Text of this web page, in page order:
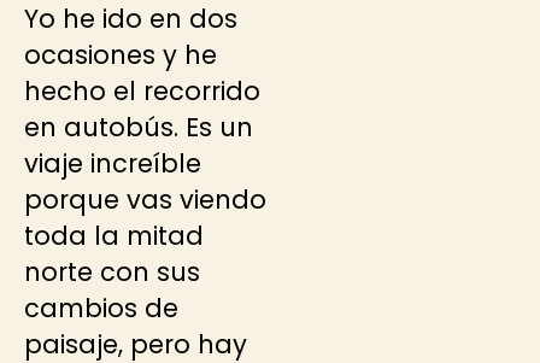
Yo he ido en dos
ocasiones y he
hecho el recorrido
en autobús. Es un
viaje increíble
porque vas viendo
toda la mitad
norte con sus
cambios de
paisaje, pero hay